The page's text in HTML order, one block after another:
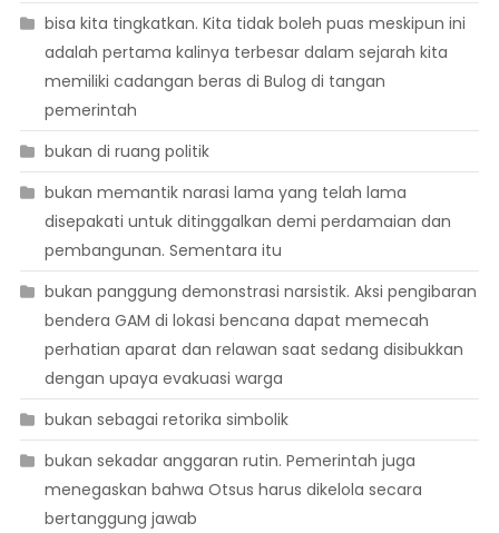
bisa kita tingkatkan. Kita tidak boleh puas meskipun ini
adalah pertama kalinya terbesar dalam sejarah kita
memiliki cadangan beras di Bulog di tangan
pemerintah
bukan di ruang politik
bukan memantik narasi lama yang telah lama
disepakati untuk ditinggalkan demi perdamaian dan
pembangunan. Sementara itu
bukan panggung demonstrasi narsistik. Aksi pengibaran
bendera GAM di lokasi bencana dapat memecah
perhatian aparat dan relawan saat sedang disibukkan
dengan upaya evakuasi warga
bukan sebagai retorika simbolik
bukan sekadar anggaran rutin. Pemerintah juga
menegaskan bahwa Otsus harus dikelola secara
bertanggung jawab